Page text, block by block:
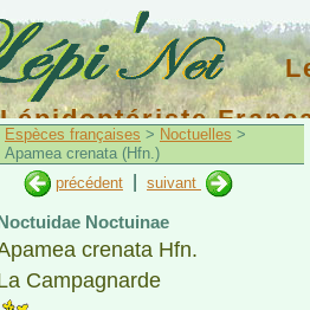
Espèces françaises > Noctuelles >
Apamea crenata (Hfn.)
précédent
suivant
Noctuinae
crenata Hfn.
Campagnarde